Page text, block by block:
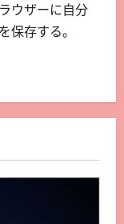
ウザーに自分
保存する。